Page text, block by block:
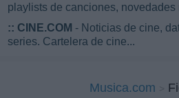
playlists de canciones, novedades
:: CINE.COM - Noticias de cine,
series. Cartelera de cine...
Musica.com